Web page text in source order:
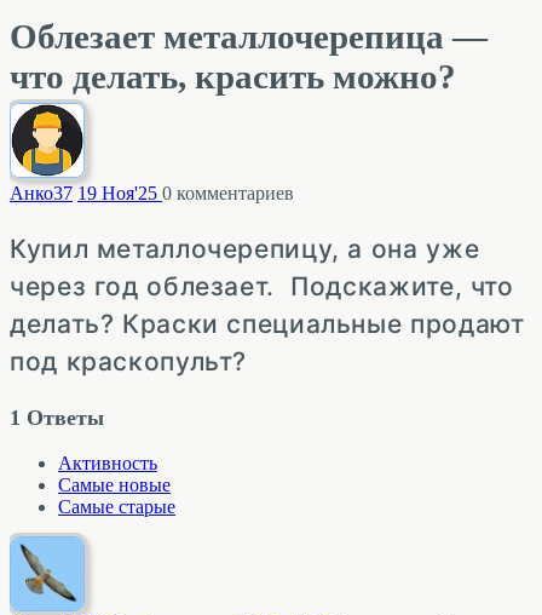
Облезает металлочерепица —
что делать, красить можно?
Анко37 19 Ноя'25 0 комментариев
Купил металлочерепицу, а она уже
через год облезает. Подскажите, что
делать? Краски специальные продают
под краскопульт?
1 Ответы
Активность
Самые новые
Самые старые